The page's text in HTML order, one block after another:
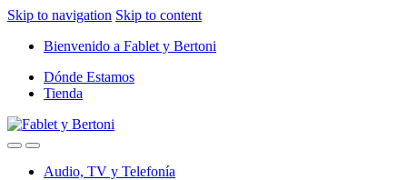
Skip to navigation Skip to content
Bienvenido a Fablet y Bertoni
Dónde Estamos
Tienda
Audio, TV y Telefonía